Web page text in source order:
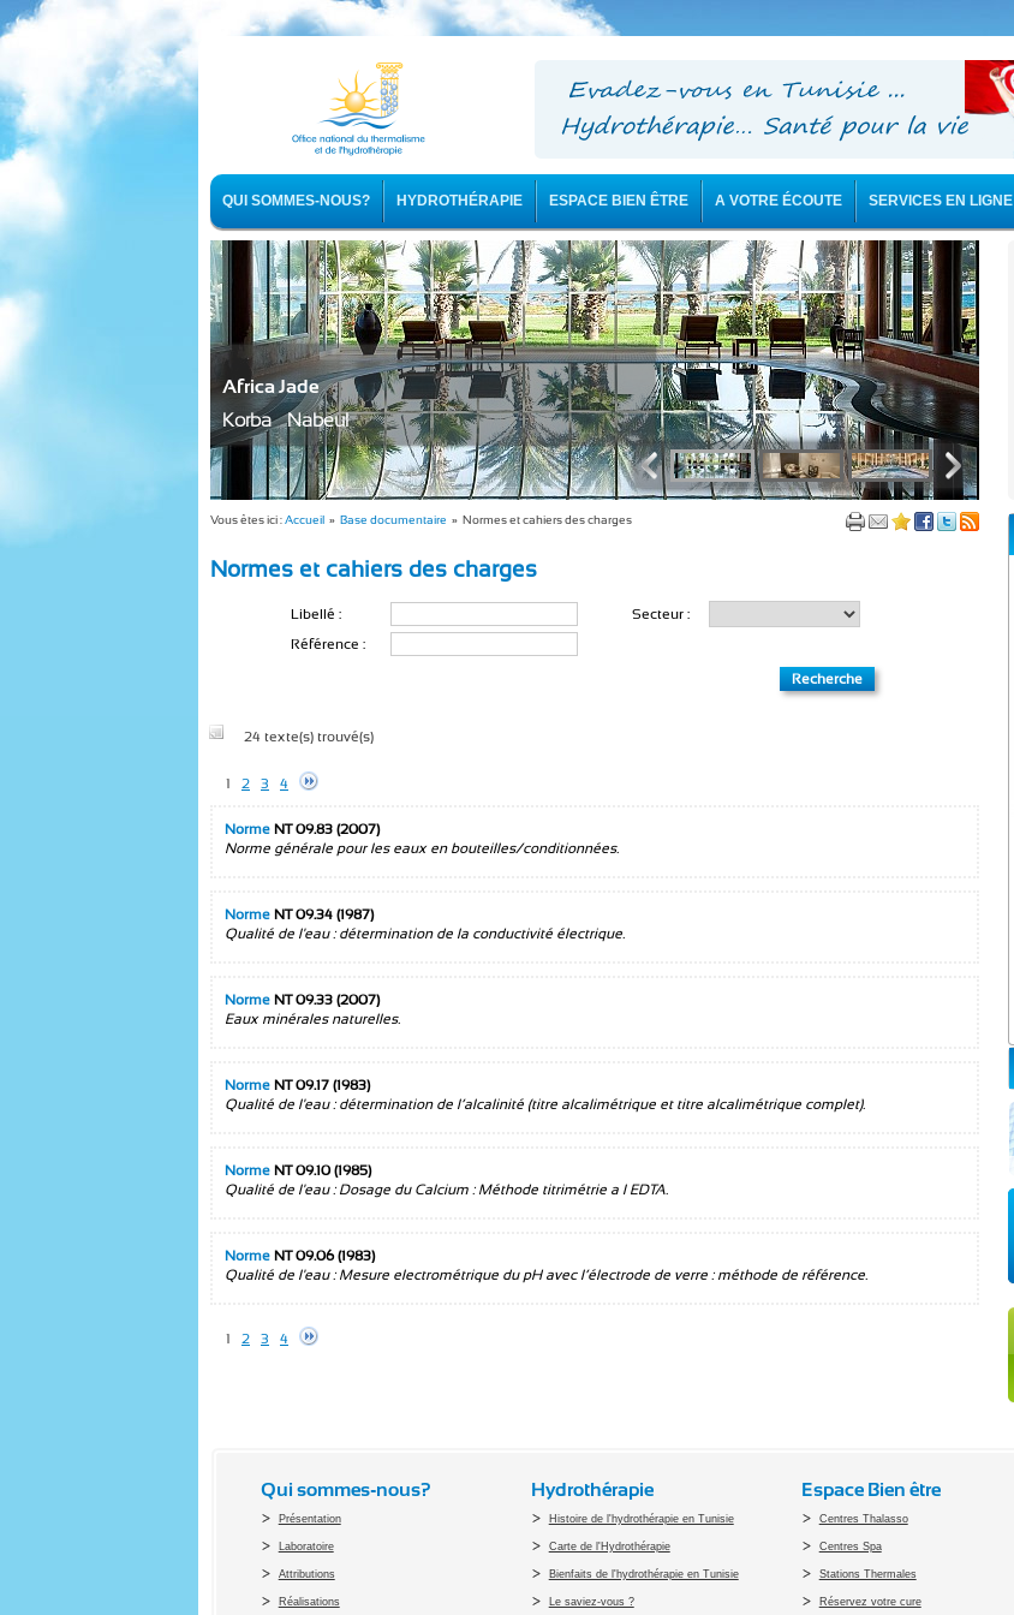
QUI SOMMES-NOUS? HYDROTHÉRAPIE ESPACE BIEN ÊTRE A VOTRE ÉCOUTE SERVICES EN LIGNE
Africa Jade
Korba - Nabeul
Vous êtes ici :Accueil » Base documentaire » Normes et cahiers des charges
Normes et cahiers des charges
Libellé :
Secteur :
Référence :
24 texte(s) trouvé(s)
1 2 3 4
Norme NT 09.83 (2007)
Norme générale pour les eaux en bouteilles/conditionnées.
Norme NT 09.34 (1987)
Qualité de l'eau : détermination de la conductivité électrique.
Norme NT 09.33 (2007)
Eaux minérales naturelles.
Norme NT 09.17 (1983)
Qualité de l'eau : détermination de l’alcalinité (titre alcalimétrique et titre alcalimétrique complet).
Norme NT 09.10 (1985)
Qualité de l'eau : Dosage du Calcium : Méthode titrimétrie a l EDTA.
Norme NT 09.06 (1983)
Qualité de l'eau : Mesure electrométrique du pH avec l’électrode de verre : méthode de référence.
1 2 3 4
Qui sommes-nous?
Présentation
Laboratoire
Attributions
Réalisations
Hydrothérapie
Histoire de l'hydrothérapie en Tunisie
Carte de l'Hydrothérapie
Bienfaits de l'hydrothérapie en Tunisie
Le saviez-vous ?
Espace Bien être
Centres Thalasso
Centres Spa
Stations Thermales
Réservez votre cure